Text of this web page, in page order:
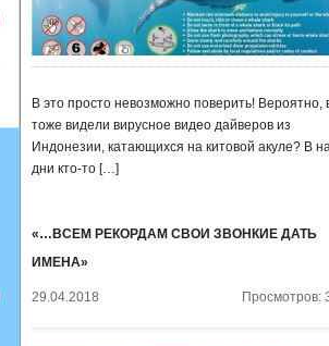
В это просто невозможно поверить! Вероятно,
тоже видели вирусное видео дайверов из
Индонезии, катающихся на китовой акуле? В
дни кто-то […]
«…ВСЕМ РЕКОРДАМ СВОИ ЗВОНКИЕ ДАТЬ
ИМЕНА»
29.04.2018 Просмотров: